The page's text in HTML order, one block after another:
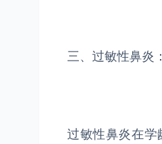
三、过敏性鼻炎
过敏性鼻炎在学